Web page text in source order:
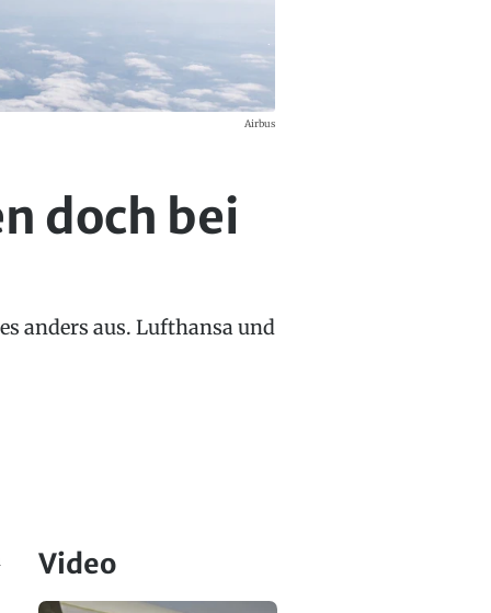
Airbus
doch bei
anders aus. Lufthansa und
Video